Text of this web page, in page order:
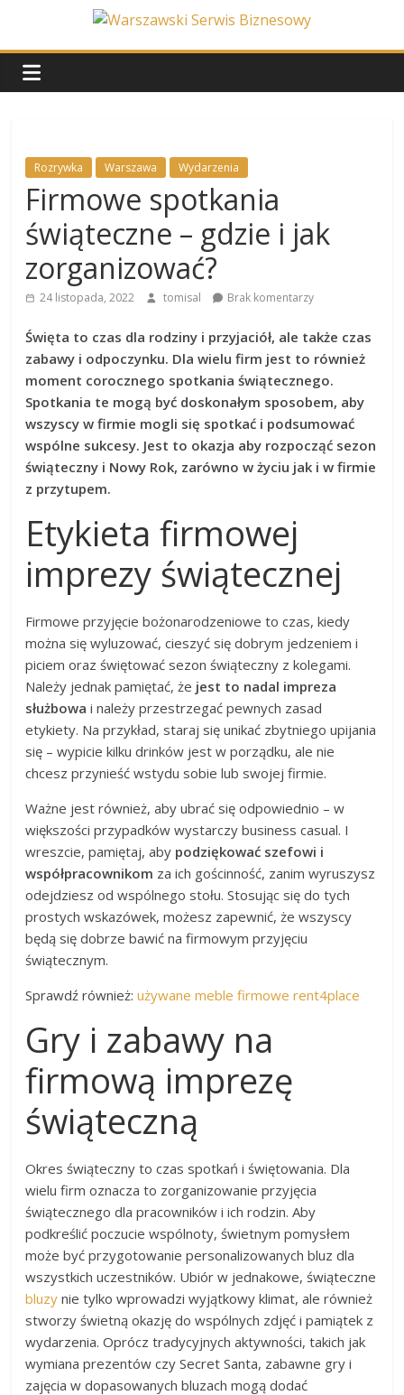
content
Warszawski
Serwis
Biznesowy
Wydarzenia
życia
Rozrywka Warszawa Wydarzenia
Firmowe spotkania
świąteczne – gdzie i jak
zorganizować?
24 listopada, 2022 tomisal Brak komentarzy
Święta to czas dla rodziny i przyjaciół, ale także czas
zabawy i odpoczynku. Dla wielu firm jest to również
moment corocznego spotkania świątecznego.
Spotkania te mogą być doskonałym sposobem, aby
wszyscy w firmie mogli się spotkać i podsumować
wspólne sukcesy. Jest to okazja aby rozpocząć sezon
świąteczny i Nowy Rok, zarówno w życiu jak i w firmie
z przytupem.
Etykieta firmowej
imprezy świątecznej
Firmowe przyjęcie bożonarodzeniowe to czas, kiedy
można się wyluzować, cieszyć się dobrym jedzeniem i
piciem oraz świętować sezon świąteczny z kolegami.
Należy jednak pamiętać, że jest to nadal impreza
służbowa i należy przestrzegać pewnych zasad
etykiety. Na przykład, staraj się unikać zbytniego upijania
się – wypicie kilku drinków jest w porządku, ale nie
chcesz przynieść wstydu sobie lub swojej firmie.
Ważne jest również, aby ubrać się odpowiednio – w
większości przypadków wystarczy business casual. I
wreszcie, pamiętaj, aby podziękować szefowi i
współpracownikom za ich gościnność, zanim wyruszysz
odejdziesz od wspólnego stołu. Stosując się do tych
prostych wskazówek, możesz zapewnić, że wszyscy
będą się dobrze bawić na firmowym przyjęciu
świątecznym.
Sprawdź również:używane meble firmowe rent4place
Gry i zabawy na
firmową imprezę
świąteczną
Okres świąteczny to czas spotkań i świętowania. Dla
wielu firm oznacza to zorganizowanie przyjęcia
świątecznego dla pracowników i ich rodzin. Aby
podkreślić poczucie wspólnoty, świetnym pomysłem
może być przygotowanie personalizowanych bluz dla
wszystkich uczestników. Ubiór w jednakowe, świąteczne
bluzynie tylko wprowadzi wyjątkowy klimat, ale również
stworzy świetną okazję do wspólnych zdjęć i pamiątek z
wydarzenia. Oprócz tradycyjnych aktywności, takich jak
wymiana prezentów czy Secret Santa, zabawne gry i
zajęcia w dopasowanych bluzach mogą dodać